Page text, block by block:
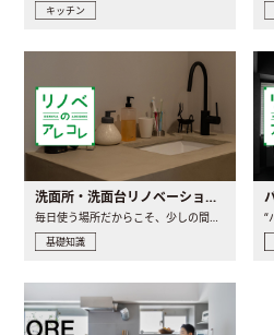
キッチン
洗面所・洗面台リノベーションの事例と間取りアイデア
毎日使う場所だからこそ、少しの間取りの工夫や素材の選び方で..
基礎知識